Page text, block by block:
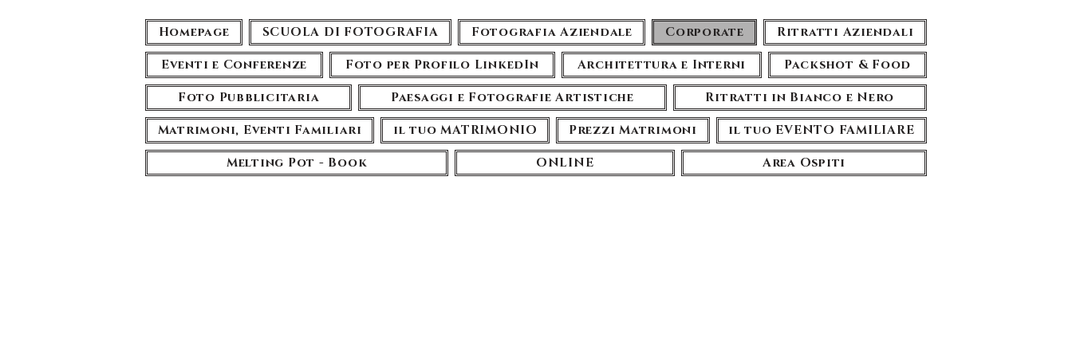
Homepage SCUOLA DI FOTOGRAFIA Fotografia Aziendale Corporate
Ritratti Aziendali
Eventi e Conferenze
Foto per Profilo LinkedIn Architettura e Interni
Packshot & Food
Foto Pubblicitaria
Paesaggi e Fotografie Artistiche
Ritratti in Bianco e Nero
Matrimoni, Eventi Familiari
il tuo MATRIMONIO Prezzi Matrimoni
il tuo EVENTO FAMILIARE
Melting Pot - Book
ONLINE Area Ospiti